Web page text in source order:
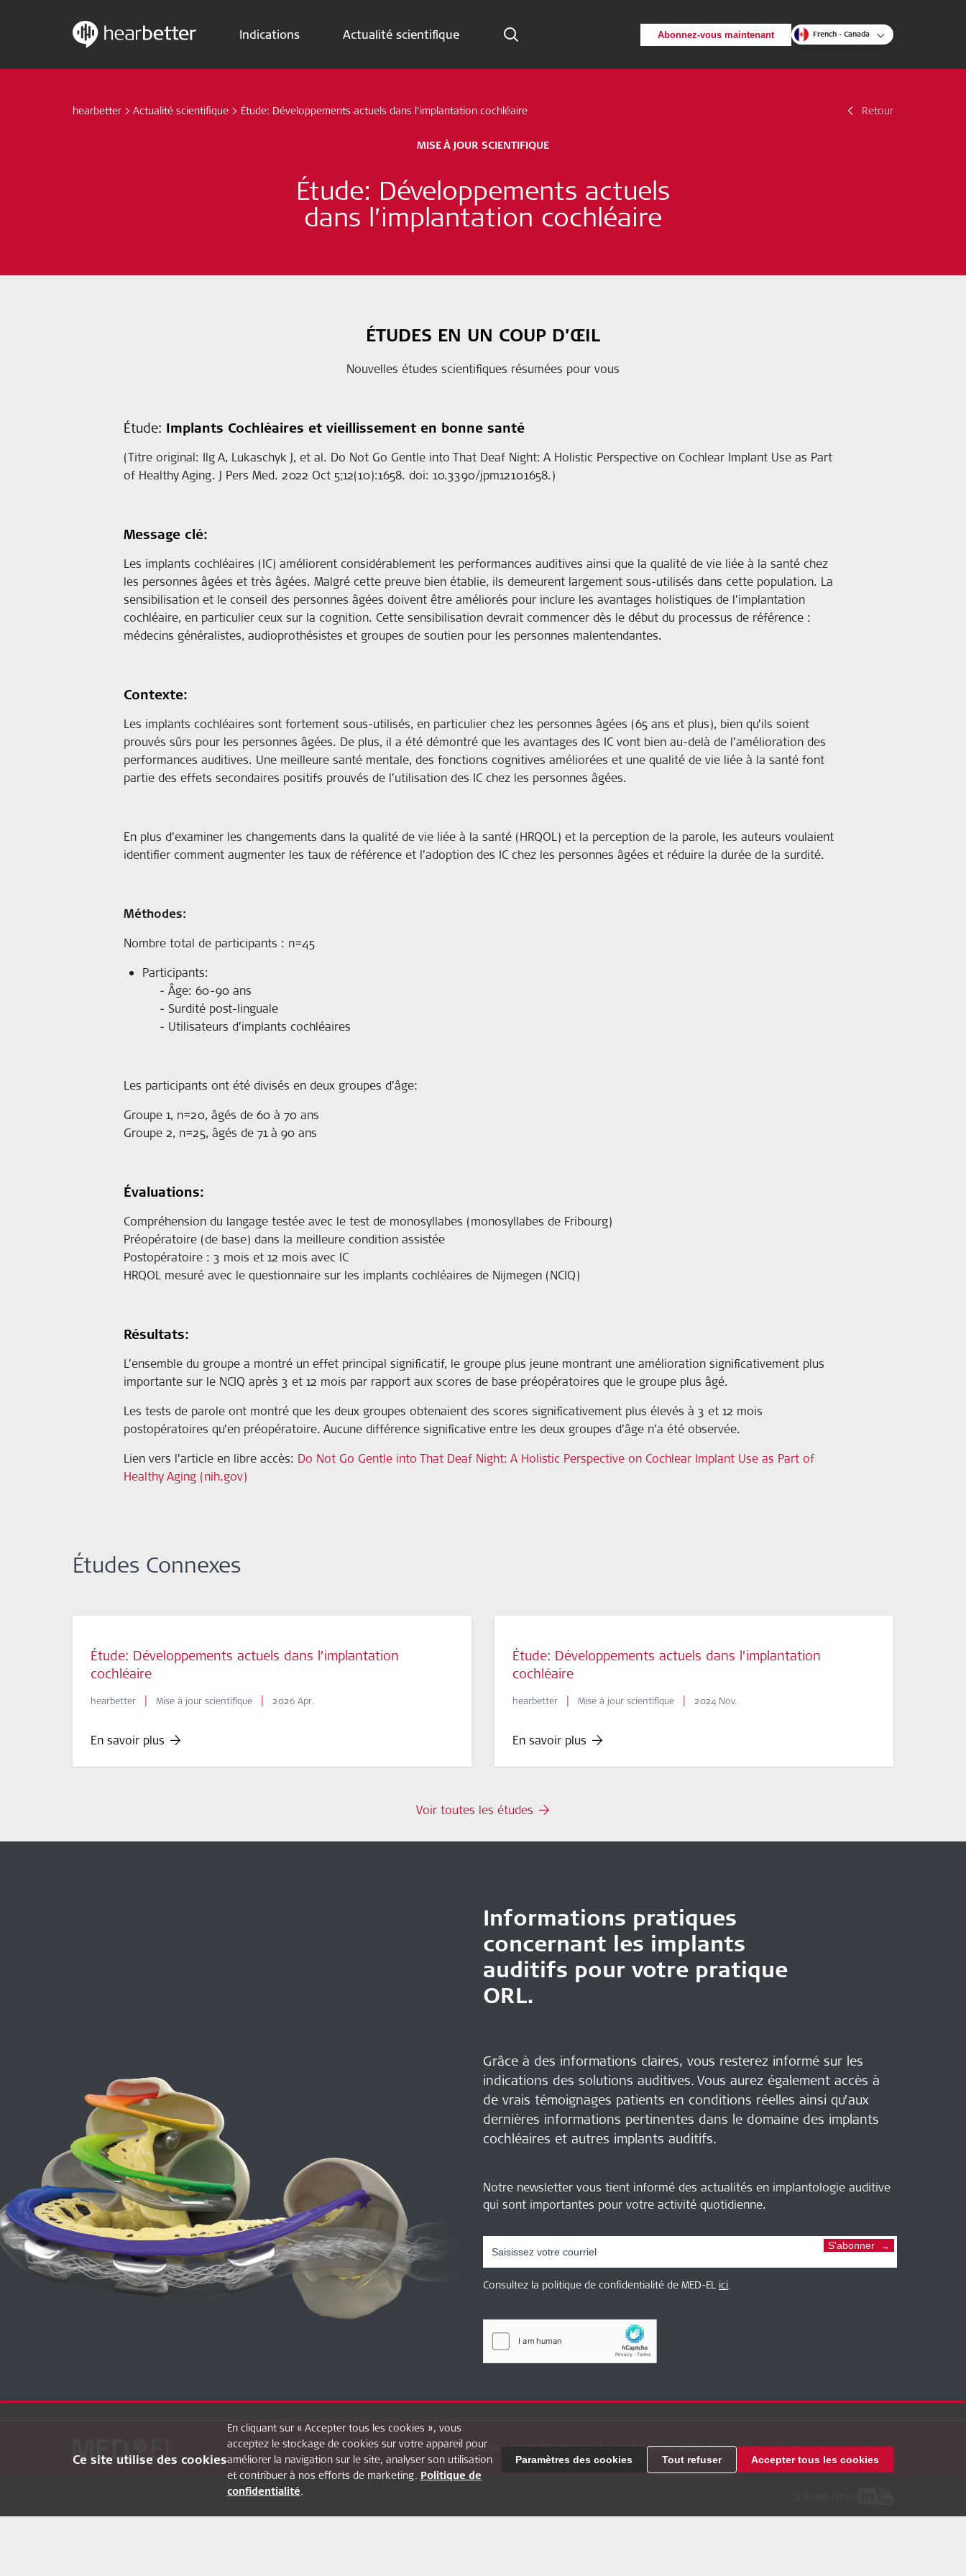
Indications Actualité scientifique Abonnez-vous maintenant French - Canada
Actualité scientifique
French - Canada
hearbetter > Actualité scientifique > Étude: Développements actuels dans l’implantation cochléaire Retour
MISE À JOUR SCIENTIFIQUE
Étude: Développements actuels
dans l’implantation cochléaire
ÉTUDES EN UN COUP D’ŒIL
Nouvelles études scientifiques résumées pour vous
Étude: Implants Cochléaires et vieillissement en bonne santé
(Titre original: Ilg A, Lukaschyk J, et al. Do Not Go Gentle into That Deaf Night: A Holistic Perspective on Cochlear Implant Use as Part
of Healthy Aging. J Pers Med. 2022 Oct 5;12(10):1658. doi: 10.3390/jpm12101658.)
Message clé:
Les implants cochléaires (IC) améliorent considérablement les performances auditives ainsi que la qualité de vie liée à la santé chez
les personnes âgées et très âgées. Malgré cette preuve bien établie, ils demeurent largement sous-utilisés dans cette population. La
sensibilisation et le conseil des personnes âgées doivent être améliorés pour inclure les avantages holistiques de l’implantation
cochléaire, en particulier ceux sur la cognition. Cette sensibilisation devrait commencer dès le début du processus de référence :
médecins généralistes, audioprothésistes et groupes de soutien pour les personnes malentendantes.
Contexte:
Les implants cochléaires sont fortement sous-utilisés, en particulier chez les personnes âgées (65 ans et plus), bien qu’ils soient
prouvés sûrs pour les personnes âgées. De plus, il a été démontré que les avantages des IC vont bien au-delà de l’amélioration des
performances auditives. Une meilleure santé mentale, des fonctions cognitives améliorées et une qualité de vie liée à la santé font
partie des effets secondaires positifs prouvés de l’utilisation des IC chez les personnes âgées.
En plus d’examiner les changements dans la qualité de vie liée à la santé (HRQOL) et la perception de la parole, les auteurs voulaient
identifier comment augmenter les taux de référence et l’adoption des IC chez les personnes âgées et réduire la durée de la surdité.
Méthodes:
Nombre total de participants : n=45
Participants:
Âge: 60-90 ans
Surdité post-linguale
Utilisateurs d’implants cochléaires
Les participants ont été divisés en deux groupes d’âge:
Groupe 1, n=20, âgés de 60 à 70 ans
Groupe 2, n=25, âgés de 71 à 90 ans
Évaluations:
Compréhension du langage testée avec le test de monosyllabes (monosyllabes de Fribourg)
Préopératoire (de base) dans la meilleure condition assistée
Postopératoire : 3 mois et 12 mois avec IC
HRQOL mesuré avec le questionnaire sur les implants cochléaires de Nijmegen (NCIQ)
Résultats:
L’ensemble du groupe a montré un effet principal significatif, le groupe plus jeune montrant une amélioration significativement plus
importante sur le NCIQ après 3 et 12 mois par rapport aux scores de base préopératoires que le groupe plus âgé.
Les tests de parole ont montré que les deux groupes obtenaient des scores significativement plus élevés à 3 et 12 mois
postopératoires qu’en préopératoire. Aucune différence significative entre les deux groupes d’âge n’a été observée.
Lien vers l’article en libre accès: Do Not Go Gentle into That Deaf Night: A Holistic Perspective on Cochlear Implant Use as Part of
Healthy Aging (nih.gov)
Études Connexes
Étude: Développements actuels dans l’implantation
cochléaire
hearbetter | Mise à jour scientifique | 2026 Apr.
En savoir plus
Étude: Développements actuels dans l’implantation
cochléaire
hearbetter | Mise à jour scientifique | 2024 Nov.
En savoir plus
Voir toutes les études
Informations pratiques
concernant les implants
auditifs pour votre pratique
ORL.
Grâce à des informations claires, vous resterez informé sur les
indications des solutions auditives. Vous aurez également accès à
de vrais témoignages patients en conditions réelles ainsi qu’aux
dernières informations pertinentes dans le domaine des implants
cochléaires et autres implants auditifs.
Notre newsletter vous tient informé des actualités en implantologie auditive
qui sont importantes pour votre activité quotidienne.
S'abonner
Consultez la politique de confidentialité de MED-EL ici.
À proposFAQPolitique de confidentialitéMentions LégalesParamètres des cookies
Ce site utilise des cookies
En cliquant sur « Accepter tous les cookies », vous
acceptez le stockage de cookies sur votre appareil pour
améliorer la navigation sur le site, analyser son utilisation
et contribuer à nos efforts de marketing. Politique de
confidentialité.
Paramètres des cookies Tout refuser Accepter tous les cookies